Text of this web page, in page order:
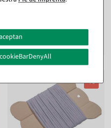
Disponible de inmediato
236,81 €
177,31 €
149,00 EUR más IVA
%